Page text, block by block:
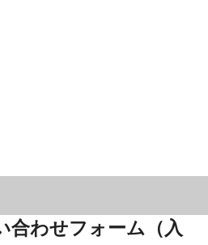
合わせフォーム（入